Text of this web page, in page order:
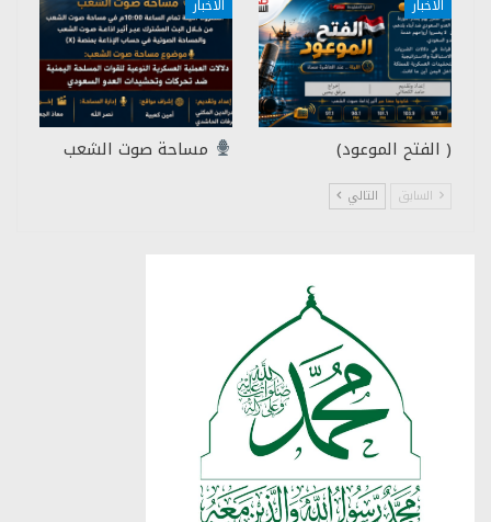
الاخبار
( الفتح الموعود)
الاخبار
مساحة صوت الشعب
السابق التالي